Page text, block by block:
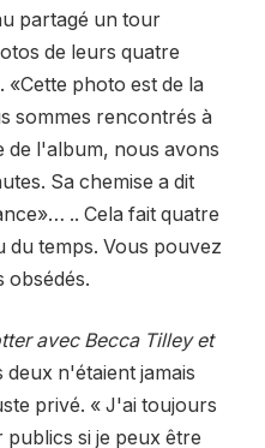
partagé un tour
de leurs quatre
photo est de la
sommes rencontrés à
de l'album, nous avons
Sa chemise a dit
.. Cela fait quatre
du temps. Vous pouvez
obsédés.
avec Becca Tilley et
deux n'étaient jamais
privé. « J'ai toujours
si je peux être